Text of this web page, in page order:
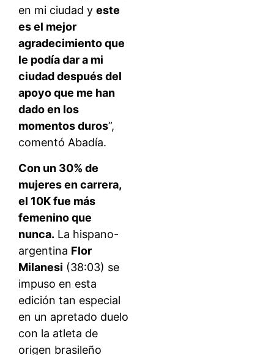
en mi ciudad y este
es el mejor
agradecimiento que
le podía dar a mi
ciudad después del
apoyo que me han
dado en los
momentos duros”,
comentó Abadía.
Con un 30% de
mujeres en carrera,
el 10K fue más
femenino que
nunca. La hispano-
argentina Flor
Milanesi (38:03) se
impuso en esta
edición tan especial
en un apretado duelo
con la atleta de
origen brasileño